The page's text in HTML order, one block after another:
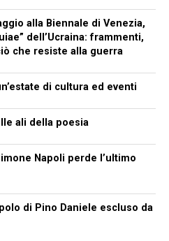
alla Biennale di Venezia,
dell’Ucraina: frammenti,
che resiste alla guerra
di cultura ed eventi
ali della poesia
Napoli perde l’ultimo
di Pino Daniele escluso da